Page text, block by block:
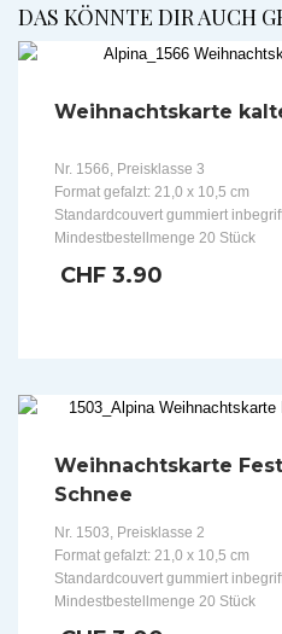
DAS KÖNNTE DIR AUCH
Weihnachtskarte
Nr. 1566, Preisklasse 3
Format gefalzt: 21,0 x 10,5 cm
Standardcouvert gummiert
Mindestbestellmenge 20 Stück
CHF 3.90
Weihnachtskarte
Schnee
Nr. 1503, Preisklasse 2
Format gefalzt: 21,0 x 10,5 cm
Standardcouvert gummiert
Mindestbestellmenge 20 Stück